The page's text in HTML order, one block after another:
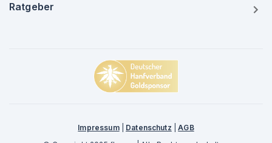
Ratgeber
Impressum| Datenschutz |AGB